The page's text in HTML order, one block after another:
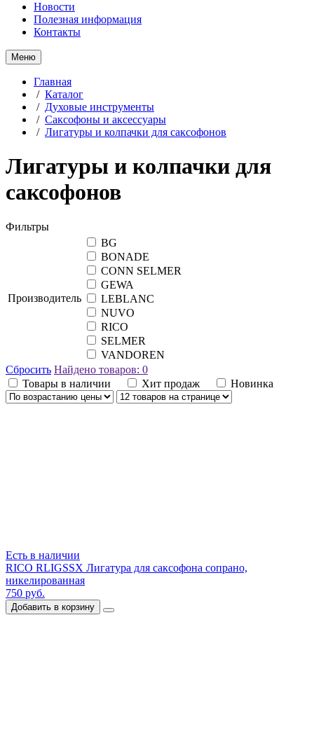
Новости
Полезная информация
Контакты
Меню
Главная
/ Каталог
/ Духовые инструменты
/ Саксофоны и аксессуары
/ Лигатуры и колпачки для саксофонов
Лигатуры и колпачки для
саксофонов
Фильтры
Производитель
BG
BONADE
CONN SELMER
GEWA
LEBLANC
NUVO
RICO
SELMER
VANDOREN
Сбросить Найдено товаров: 0
Товары в наличии
Хит продаж Новинка
Есть в наличии
RICO RLIGSSX Лигатура для саксофона сопрано,
никелированная
750 руб.
Добавить в корзину